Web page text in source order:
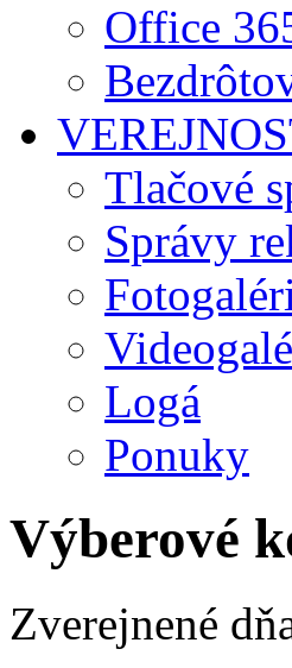
Office
Tlačové
Správy
Logá
Ponuky
Výberové
Zverejnené